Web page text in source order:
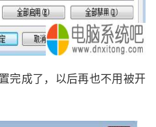
成了，以后再也不用被开